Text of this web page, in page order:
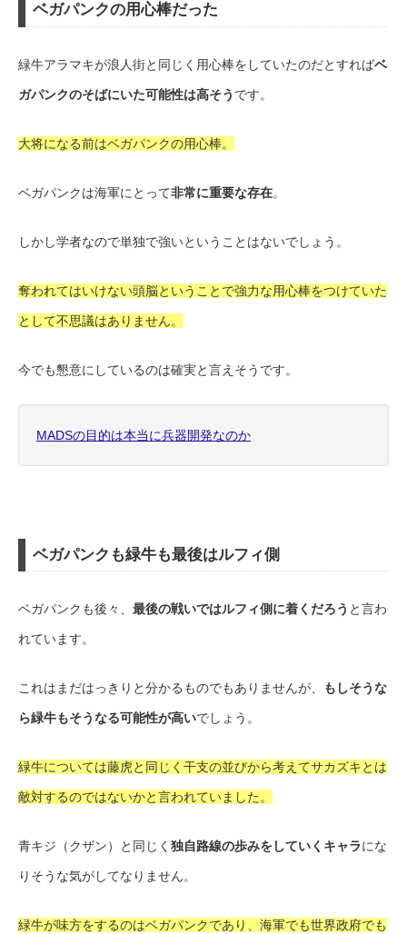
ベガパンクの用心棒だった
緑牛アラマキが浪人街と同じく用心棒をしていたのだとすればベ
ガパンクのそばにいた可能性は高そう です。
大将になる前はベガパンクの用心棒。
ベガパンクは海軍にとって非常に重要な存在。
しかし学者なので単独で強いということはないでしょう。
奪われてはいけない頭脳ということで強力な用心棒をつけていた
として不思議はありません。
今でも懇意にしているのは確実と言えそうです。
MADSの目的は本当に兵器開発なのか
ベガパンクも緑牛も最後はルフィ側
ベガパンクも後々、 最後の戦いではルフィ側に着くだろう と言わ
れています。
これはまだはっきりと分かるものでもありませんが、 もしそうな
ら緑牛もそうなる可能性が高いでしょう。
緑牛については藤虎と同じく干支の並びから考えてサカズキとは
敵対するのではないかと言われていました。
青キジ（クザン）と同じく 独自路線の歩みをしていくキャラにな
りそうな気がしてなりません。
緑牛が味方をするのはベガパンクであり、海軍でも世界政府でも